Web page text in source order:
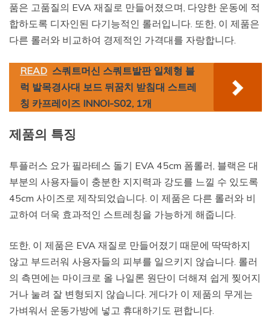
품은 고품질의 EVA 재질로 만들어졌으며, 다양한 운동에 적
합하도록 디자인된 다기능적인 롤러입니다. 또한, 이 제품은
다른 롤러와 비교하여 경제적인 가격대를 자랑합니다.
READ 스쿼트머신 스쿼트발판 일체형 블
럭 발목경사대 보드 뒤꿈치 받침대 스트레
칭 카프레이즈 INNOI-S02, 1개
제품의 특징
투플러스 요가 필라테스 돌기 EVA 45cm 폼롤러, 블랙은 대
부분의 사용자들이 충분한 지지력과 강도를 느낄 수 있도록
45cm 사이즈로 제작되었습니다. 이 제품은 다른 롤러와 비
교하여 더욱 효과적인 스트레칭을 가능하게 해줍니다.
또한, 이 제품은 EVA 재질로 만들어졌기 때문에 딱딱하지
않고 부드러워 사용자들의 피부를 일으키지 않습니다. 롤러
의 측면에는 마이크로 올 나일론 원단이 더해져 쉽게 찢어지
거나 눌려 잘 변형되지 않습니다. 게다가 이 제품의 무게는
가벼워서 운동가방에 넣고 휴대하기도 편합니다.